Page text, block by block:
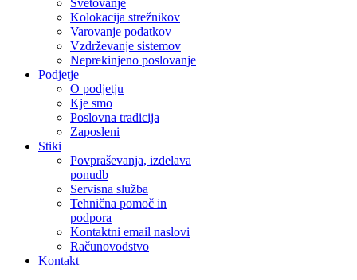
Svetovanje
Kolokacija strežnikov
Varovanje podatkov
Vzdrževanje sistemov
Neprekinjeno poslovanje
Podjetje
O podjetju
Kje smo
Poslovna tradicija
Zaposleni
Stiki
Povpraševanja, izdelava
ponudb
Servisna služba
Tehnična pomoč in
podpora
Kontaktni email naslovi
Računovodstvo
Kontakt